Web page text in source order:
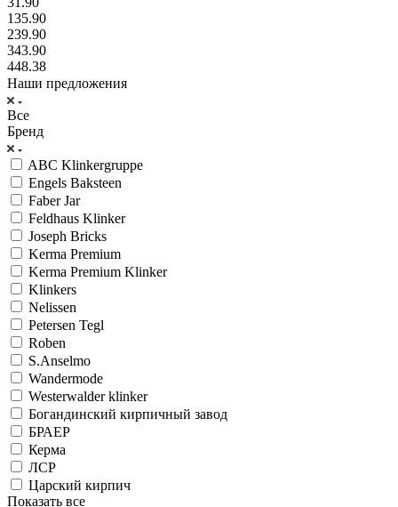
135.90
239.90
343.90
448.38
Наши предложения
Все
Бренд
ABC Klinkergruppe
Engels Baksteen
Faber Jar
Feldhaus Klinker
Joseph Bricks
Kerma Premium
Kerma Premium Klinker
Klinkers
Nelissen
Petersen Tegl
Roben
S.Anselmo
Wandermode
Westerwalder klinker
Богандинский кирпичный завод
БРАЕР
Керма
ЛСР
Царский кирпич
Показать все